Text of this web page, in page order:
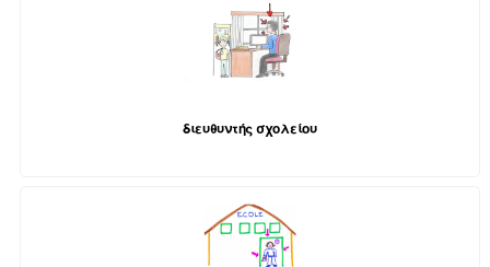
διευθυντής σχολείου